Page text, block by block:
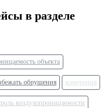
в разделе
объекта
обрушения измерения
воздухопроницаемости